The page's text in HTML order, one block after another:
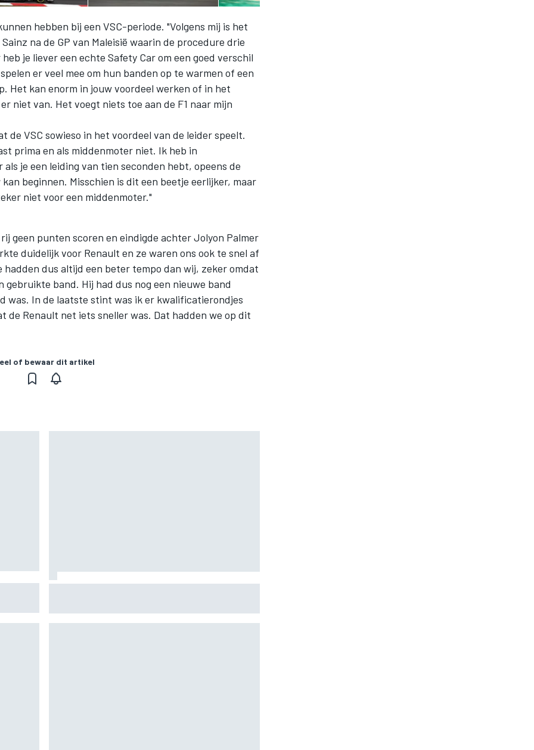
hebben bij een VSC-periode. "Volgens mij is het
na de GP van Maleisië waarin de procedure drie
je liever een echte Safety Car om een goed verschil
er veel mee om hun banden op te warmen of een
Het kan enorm in jouw voordeel werken of in het
niet van. Het voegt niets toe aan de F1 naar mijn
de VSC sowieso in het voordeel van de leider speelt.
prima en als middenmoter niet. Ik heb in
je een leiding van tien seconden hebt, opeens de
beginnen. Misschien is dit een beetje eerlijker, maar
niet voor een middenmoter."
geen punten scoren en eindigde achter Jolyon Palmer
duidelijk voor Renault en ze waren ons ook te snel af
dus altijd een beter tempo dan wij, zeker omdat
band. Hij had dus nog een nieuwe band
was. In de laatste stint was ik er kwalificatierondjes
de Renault net iets sneller was. Dat hadden we op dit
of bewaar dit artikel